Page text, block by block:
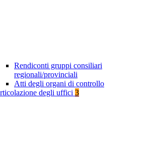
Rendiconti gruppi consiliari
regionali/provinciali
Atti degli organi di controllo
degli uffici 3